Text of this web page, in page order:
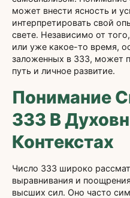
может внести ясность и
интерпретировать свой
свете. Независимо от
или уже какое-то время,
заложенных в 333, может
путь и личное развитие.
Понимание
333 В
Контекстах
Число 333 широко
выравнивания и
высших сил. Оно часто